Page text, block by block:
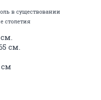
в существовании
столетия
см.
см